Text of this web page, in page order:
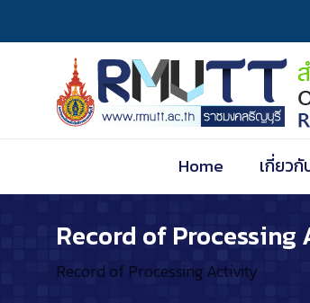
Home เกี่ยวกั
Record of
Record of Processing Activity